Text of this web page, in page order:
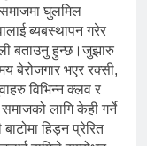
घुलमिल
ब्यबस्थापन गरेर
बताउनु हुन्छ।जुझारु
बेरोजगार भएर रक्सी,
विभिन्न क्लव र
लागि केही गर्ने
हिड्न प्रेरित